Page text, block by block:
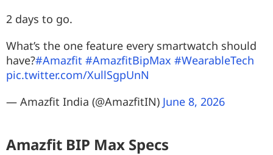
2 days to go.
What’s the one feature every smartwatch should
have?#Amazfit #AmazfitBipMax #WearableTech
pic.twitter.com/XullSgpUnN
— Amazfit India (@AmazfitIN) June 8, 2026
Amazfit BIP Max Specs